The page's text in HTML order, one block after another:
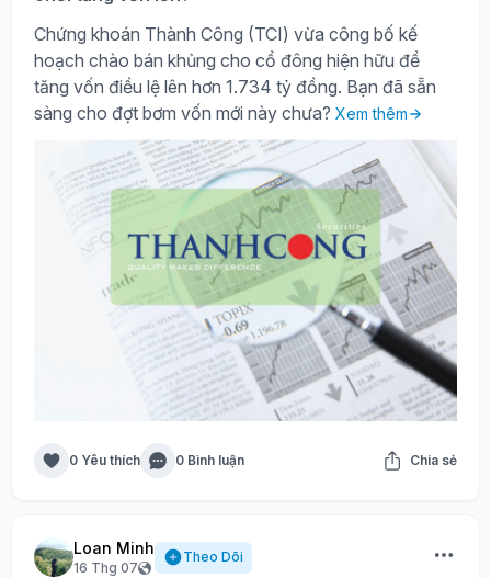
Chứng khoán Thành Công (TCI) vừa công bố kế
hoạch chào bán khủng cho cổ đông hiện hữu để
tăng vốn điều lệ lên hơn 1.734 tỷ đồng. Bạn đã sẵn
sàng cho đợt bơm vốn mới này chưa? Xem thêm
0 Yêu thích 0 Bình luận Chia sẻ
Loan Minh
16 Thg 07
Theo Dõi